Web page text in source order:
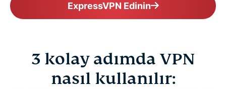
ExpressVPN Edinin
3 kolay adımda VPN
nasıl kullanılır: